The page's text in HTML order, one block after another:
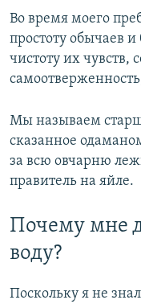
Во время моего
простоту обычаев
чистоту их чувств,
Мы называем
сказанное
за всю овчарню
правитель на яйле.
Почему мне
воду?
Поскольку я не